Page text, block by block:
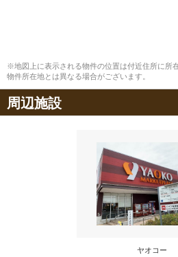
※地図上に表示される物件の位置は付近住所に所
物件所在地とは異なる場合がございます。
周辺施設
ヤオコー